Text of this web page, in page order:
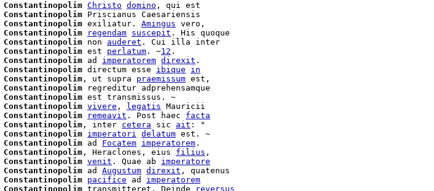
Constantinopolim Christo domino , qui est
Constantinopolim Priscianus Caesariensis
Constantinopolim exiliatur. Amingus vero,
Constantinopolim regendam suscepit . His quoque
Constantinopolim non auderet . Cui illa inter
Constantinopolim est perlatum . ~12 .
Constantinopolim ad imperatorem direxit .
Constantinopolim directum esse ibique
in
Constantinopolim , ut supra praemissum
Constantinopolim regreditur adprehensamque
Constantinopolim est transmissus. ~
Constantinopolim vivere , legatis Mauricii
Constantinopolim remeavit . Post haec facta
Constantinopolim , inter cetera sic ait : "
Constantinopolim imperatori delatum est. ~
Constantinopolim ad Focatem imperatorem .
Constantinopolim , Heraclones, eius filius ,
Constantinopolim venit . Quae ab imperatore
Constantinopolim ad Augustum direxit
Constantinopolim pacifice ad imperatorem
Constantinopolim transmitteret. Deinde
reversus